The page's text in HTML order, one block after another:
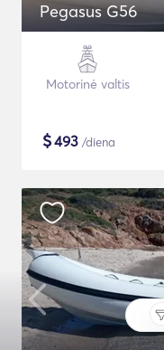
Pegasus G56
Motorinė valtis
$493 /diena